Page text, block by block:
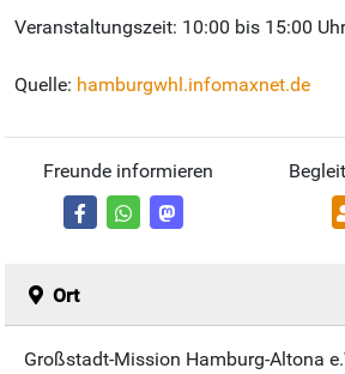
Veranstaltungszeit: 10:00 bis 15:00 Uhr
Quelle: hamburgwhl.infomaxnet.de
Freunde informieren
Ort
Großstadt-Mission Hamburg-Altona